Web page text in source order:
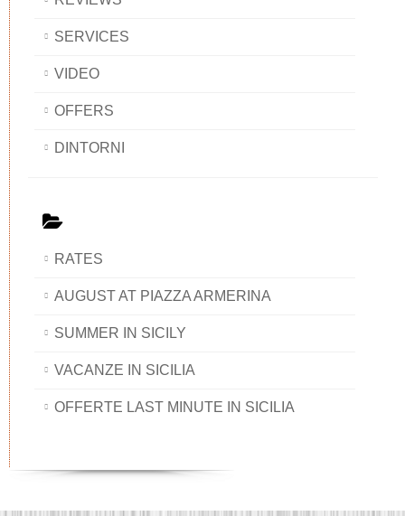
SERVICES
VIDEO
OFFERS
DINTORNI
RATES
AUGUST AT PIAZZA ARMERINA
SUMMER IN SICILY
VACANZE IN SICILIA
OFFERTE LAST MINUTE IN SICILIA